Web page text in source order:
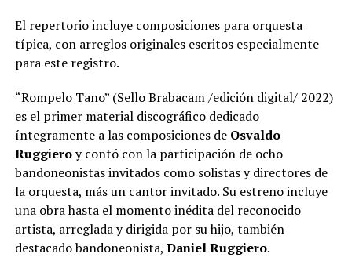
El repertorio incluye composiciones para orquesta
típica, con arreglos originales escritos especialmente
para este registro.
“Rompelo Tano” (Sello Brabacam /edición digital/ 2022)
es el primer material discográfico dedicado
íntegramente a las composiciones de Osvaldo
Ruggieroy contó con la participación de ocho
bandoneonistas invitados como solistas y directores de
la orquesta, más un cantor invitado. Su estreno incluye
una obra hasta el momento inédita del reconocido
artista, arreglada y dirigida por su hijo, también
destacado bandoneonista, Daniel Ruggiero.